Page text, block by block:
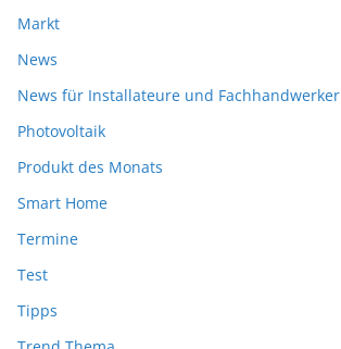
Markt
News
News für Installateure und Fachhandwerker
Photovoltaik
Produkt des Monats
Smart Home
Termine
Test
Tipps